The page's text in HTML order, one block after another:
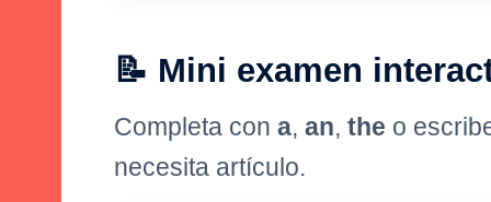
📝 Mini examen
Completa con a, an, the o
necesita artículo.